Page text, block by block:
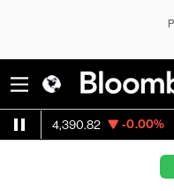
-0.00% ETH/USD